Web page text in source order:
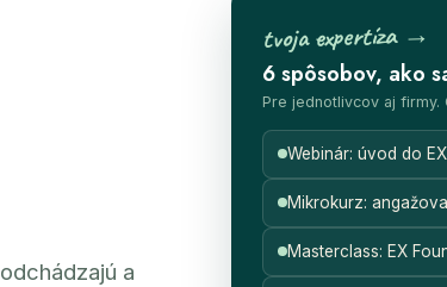
a
tvoja expertíza →
6 spôsobov, ako
Pre jednotlivcov aj firmy.
Webinár: úvod do EX
Mikrokurz:
Masterclass: EX